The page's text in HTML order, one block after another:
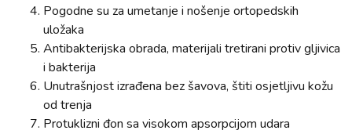
Pogodne su za umetanje i nošenje ortopedskih
uložaka
Antibakterijska obrada, materijali tretirani protiv gljivica
i bakterija
Unutrašnjost izrađena bez šavova, štiti osjetljivu kožu
od trenja
Protuklizni đon sa visokom apsorpcijom udara